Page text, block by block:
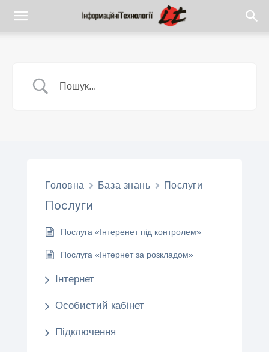
Головна База знань Послуги
Послуги
Послуга «Інтеренет під контролем»
Послуга «Інтернет за розкладом»
Інтернет
Особистий кабінет
Підключення